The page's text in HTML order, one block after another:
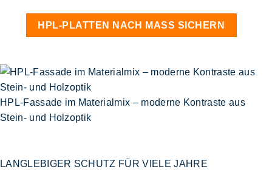
HPL-PLATTEN NACH MASS SICHERN
HPL-Fassade im Materialmix – moderne Kontraste aus
Stein- und Holzoptik
LANGLEBIGER SCHUTZ FÜR VIELE JAHRE